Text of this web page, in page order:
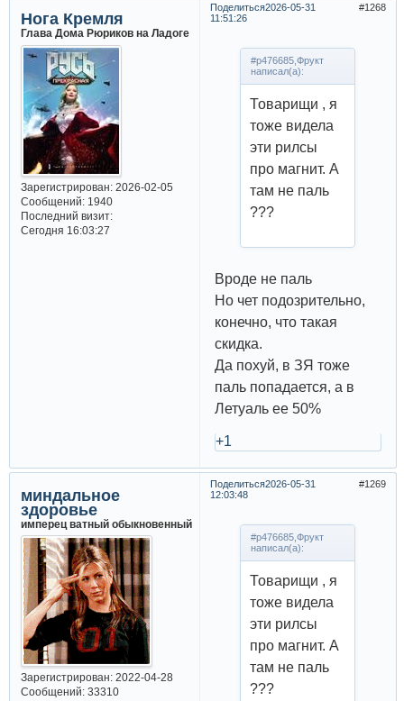
Поделиться 1268
2026-05-31
11:51:26
Нога Кремля
Глава Дома Рюриков на Ладоге
Зарегистрирован: 2026-02-05
Сообщений:1940
Последний визит:
Сегодня 16:03:27
#p476685,Фрукт
написал(а):
Товарищи , я
тоже видела
эти рилсы
про магнит. А
там не паль
???
Вроде не паль
Но чет подозрительно,
конечно, что такая
скидка.
Да похуй, в ЗЯ тоже
паль попадается, а в
Летуаль ее 50%
+1
Поделиться 1269
2026-05-31
12:03:48
миндальное
здоровье
имперец ватный обыкновенный
Зарегистрирован: 2022-04-28
Сообщений:33310
#p476685,Фрукт
написал(а):
Товарищи , я
тоже видела
эти рилсы
про магнит. А
там не паль
???